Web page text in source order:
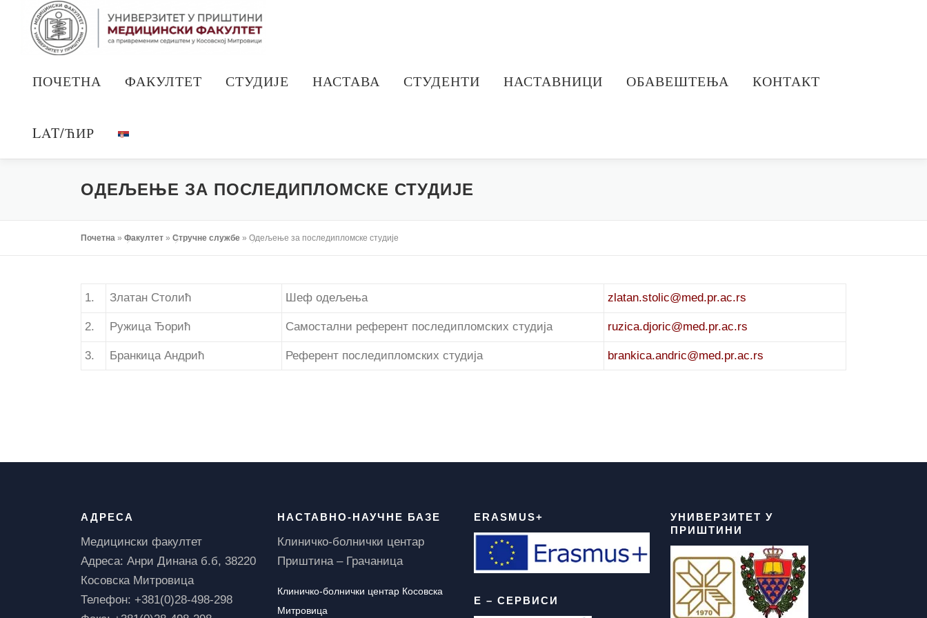
садржај
ПОЧЕТНА ФАКУЛТЕТ СТУДИЈЕ НАСТАВА СТУДЕНТИ НАСТАВНИЦИ ОБАВЕШТЕЊА КОНТАКТ
LAT/ЋИР
ОДЕЉЕЊЕ ЗА ПОСЛЕДИПЛОМСКЕ СТУДИЈЕ
Почетна » Факултет » Стручне службе » Одељење за последипломске студије
1. Златан Столић Шеф одељења zlatan.stolic@med.pr.ac.rs
2. Ружица Ђорић Самостални референт последипломских студија ruzica.djoric@med.pr.ac.rs
3. Бранкица Андрић Референт последипломских студија brankica.andric@med.pr.ac.rs
АДРЕСА
Медицински факултет
Адреса: Анри Динана б.б, 38220
Косовска Митровица
Телефон: +381(0)28-498-298
НАСТАВНО-НАУЧНЕ БАЗЕ
Клиничко-болнички центар
Приштина – Грачаница
Клиничко-болнички центар Косовска
Митровица
ERASMUS+
Е – СЕРВИСИ
УНИВЕРЗИТЕТ У
ПРИШТИНИ